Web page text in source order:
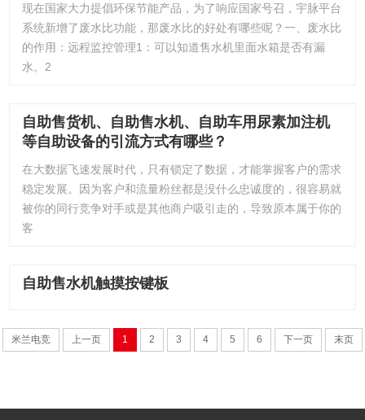
现在国家大力提倡环保节能产品，为了响应国家号召，宇脉平台
系统新增了废水比功能，那废水比的好处有哪些呢？一、废水比
的作用：远程监控管理1：可以知道售水机里面水箱是否有漏
水。2
自助售货机、自助售水机、自助车用尿素加注机
等自助设备的引流方式有哪些？
在大数据飞速发展时代，只有锁定了数据，才能掌握客户的需求
稳定发展。因为客户和流量粉丝都是没什么忠诚度的，很容易就
被你的同行竞争对手或是其他商户吸引走的，导致原本属于你的
客
自助售水机触摸按键板
米兰电竞 上一页 1 2 3 4 5 6 下一页 末页